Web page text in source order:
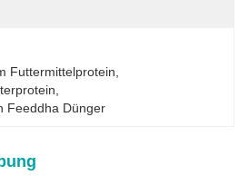
Futtermittelprotein
Feeddha Dünger